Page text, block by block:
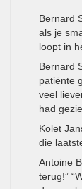
Bernard
als je
loopt in
Bernard
patiënte
veel
had
Kolet
die
Antoine
terug!”